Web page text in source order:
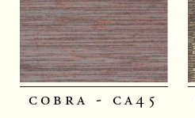
cobra - ca45